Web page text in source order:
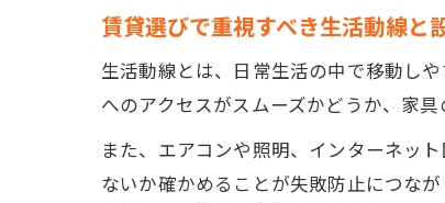
賃貸選びで重視すべき生活動線と
生活動線とは、日常生活の中で移動し
へのアクセスがスムーズかどうか、家
また、エアコンや照明、インターネッ
ないか確かめることが失敗防止につな